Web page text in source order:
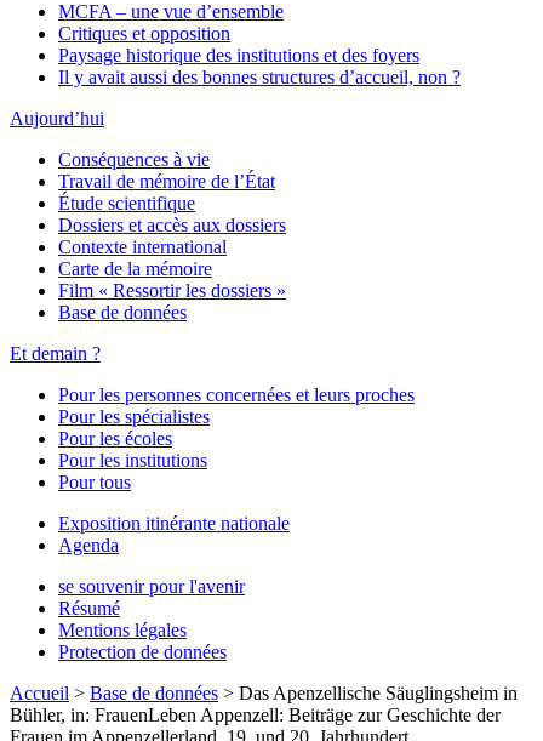
MCFA – une vue d’ensemble
Critiques et opposition
Paysage historique des institutions et des foyers
Il y avait aussi des bonnes structures d’accueil, non ?
Aujourd’hui
Conséquences à vie
Travail de mémoire de l’État
Étude scientifique
Dossiers et accès aux dossiers
Contexte international
Carte de la mémoire
Film « Ressortir les dossiers »
Base de données
Et demain ?
Pour les personnes concernées et leurs proches
Pour les spécialistes
Pour les écoles
Pour les institutions
Pour tous
Exposition itinérante nationale
Agenda
se souvenir pour l'avenir
Résumé
Mentions légales
Protection de données
Accueil > Base de données > Das Apenzellische Säuglingsheim in
Bühler, in: FrauenLeben Appenzell: Beiträge zur Geschichte der
Frauen im Appenzellerland, 19. und 20. Jahrhundert